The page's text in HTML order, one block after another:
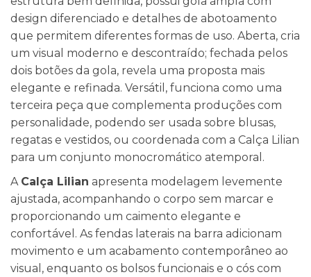
design diferenciado e detalhes de abotoamento
que permitem diferentes formas de uso. Aberta, cria
um visual moderno e descontraído; fechada pelos
dois botões da gola, revela uma proposta mais
elegante e refinada. Versátil, funciona como uma
terceira peça que complementa produções com
personalidade, podendo ser usada sobre blusas,
regatas e vestidos, ou coordenada com a Calça Lilian
para um conjunto monocromático atemporal.
A Calça Lilian apresenta modelagem levemente
ajustada, acompanhando o corpo sem marcar e
proporcionando um caimento elegante e
confortável. As fendas laterais na barra adicionam
movimento e um acabamento contemporâneo ao
visual, enquanto os bolsos funcionais e o cós com